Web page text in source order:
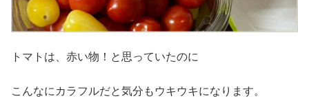
トマトは、赤い物！と思っていたのに
こんなにカラフルだと気分もウキウキになります。